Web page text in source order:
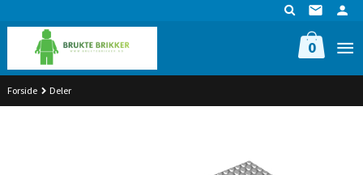
til
innholdet
0
Forside Deler